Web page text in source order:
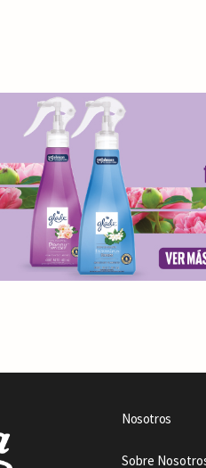
Nosotros
Sobre